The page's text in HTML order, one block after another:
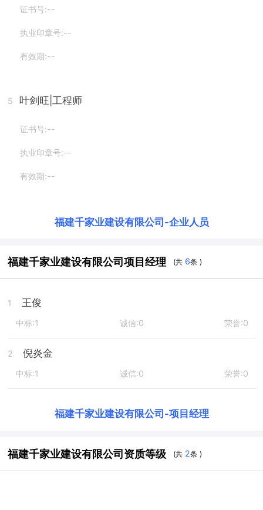
证书号:--
执业印章号:--
有效期:--
5 叶剑旺 |工程师
证书号:--
执业印章号:--
有效期:--
福建千家业建设有限公司 -企业人员
福建千家业建设有限公司项目经理 (共 6条 )
1 王俊
中标:1 诚信:0 荣誉:0
2 倪炎金
中标:1 诚信:0 荣誉:0
福建千家业建设有限公司 -项目经理
福建千家业建设有限公司资质等级 (共 2条 )